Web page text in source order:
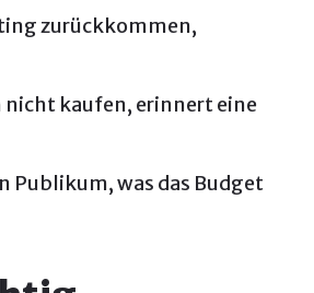
zurückkommen,
kaufen, erinnert eine
Publikum, was das Budget